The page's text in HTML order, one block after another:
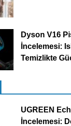
Dyson V16
İncelemesi:
Temizlikte
UGREEN
İncelemesi: